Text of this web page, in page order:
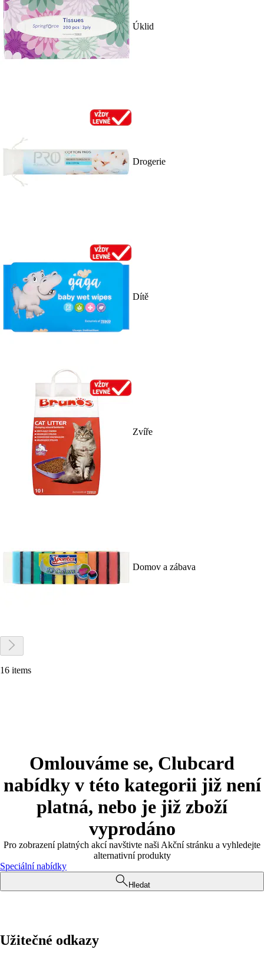
Úklid
Drogerie
Dítě
Zvíře
Domov a zábava
16 items
Omlouváme se, Clubcard
nabídky v této kategorii již není
platná, nebo je již zboží
vyprodáno
Pro zobrazení platných akcí navštivte naši Akční stránku a vyhledejte
alternativní produkty
Speciální nabídky
Hledat
Užitečné odkazy